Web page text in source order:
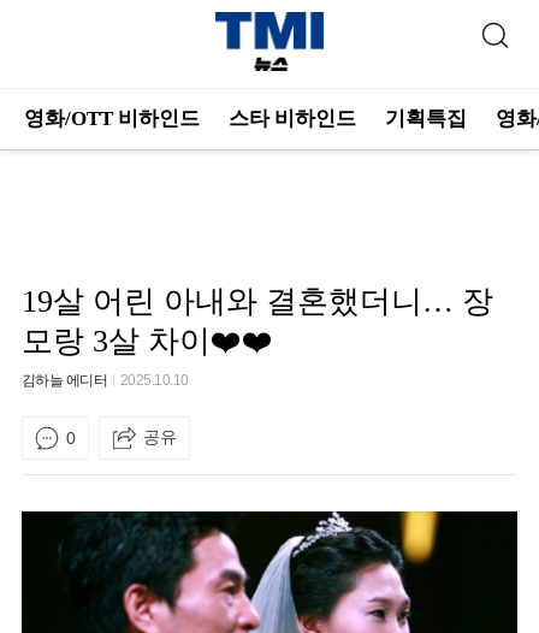
영화/OTT 비하인드 스타 비하인드 기획특집 영
19살 어린 아내와 결혼했더니… 장
모랑 3살 차이❤️❤️
김하늘 에디터 2025.10.10
0 공유